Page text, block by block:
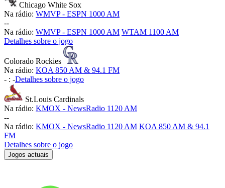
Chicago White Sox
Na rádio: WMVP - ESPN 1000 AM
--
Na rádio: WMVP - ESPN 1000 AM WTAM 1100 AM
Detalhes sobre o jogo
Colorado Rockies
Na rádio: KOA 850 AM & 94.1 FM
- : -Detalhes sobre o jogo
St.Louis Cardinals
Na rádio: KMOX - NewsRadio 1120 AM
--
Na rádio: KMOX - NewsRadio 1120 AM KOA 850 AM & 94.1
FM
Detalhes sobre o jogo
Jogos actuais